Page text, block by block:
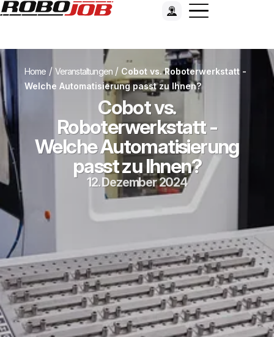
Home / Veranstaltungen / Cobot vs. Roboterwerkstatt -
Welche Automatisierung passt zu Ihnen?
Cobot vs.
Roboterwerkstatt -
Welche Automatisierung
passt zu Ihnen?
12. Dezember 2024